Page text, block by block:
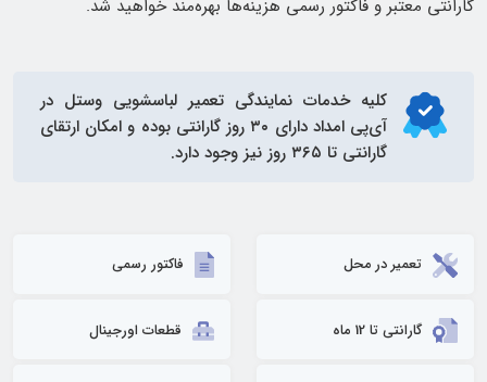
گارانتی معتبر و فاکتور رسمی هزینه‌ها بهره‌مند خواهید شد.
کلیه خدمات نمایندگی تعمیر لباسشویی وستل در
آی‌پی امداد دارای ۳۰ روز گارانتی بوده و امکان ارتقای
گارانتی تا ۳۶۵ روز نیز وجود دارد.
تعمیر در محل فاکتور رسمی
گارانتی تا 12 ماه قطعات اورجینال